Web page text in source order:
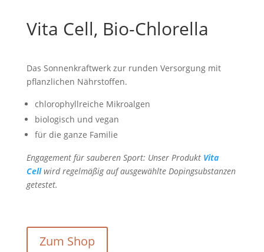
Vita Cell, Bio-Chlorella
Das Sonnenkraftwerk zur runden Versorgung mit
pflanzlichen Nährstoffen.
chlorophyllreiche Mikroalgen
biologisch und vegan
für die ganze Familie
Engagement für sauberen Sport: Unser Produkt Vita
Cellwird regelmäßig auf ausgewählte Dopingsubstanzen
getestet.
Zum Shop